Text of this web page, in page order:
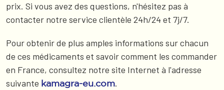
prix. Si vous avez des questions, n'hésitez pas à
contacter notre service clientèle 24h/24 et 7j/7.
Pour obtenir de plus amples informations sur chacun
de ces médicaments et savoir comment les commander
en France, consultez notre site Internet à l'adresse
suivante kamagra-eu.com.